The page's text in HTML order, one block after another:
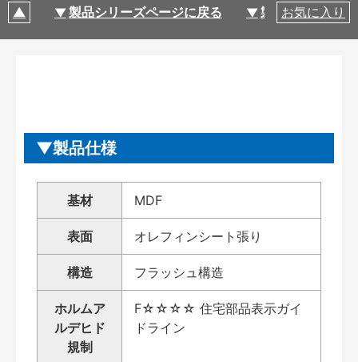
製品シリーズページに戻る 製品仕様
お気に入り
製品仕様
基材 MDF
表面 オレフィンシート張り
構造 フラッシュ構造
ホルムア
ルデヒド
規制
F☆☆☆☆ 住宅部品表示ガイ
ドライン